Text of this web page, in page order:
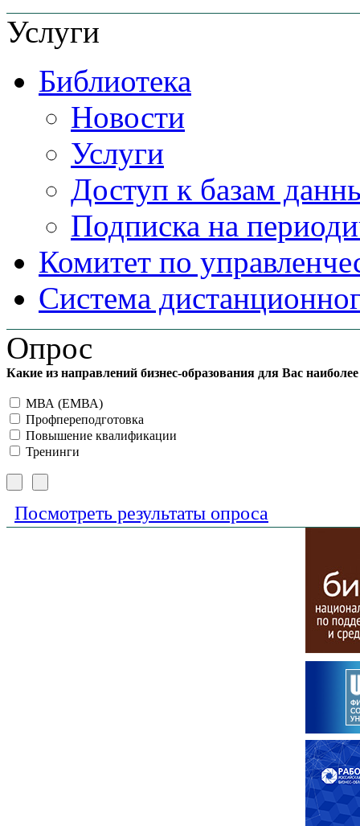
Услуги
Библиотека
Новости
Услуги
Доступ к базам
Подписка на
Комитет по
Система
Опрос
Какие из направлений бизнес-образования для Вас
МВА (ЕМВА)
Профпереподготовка
Повышение квалификации
Тренинги
Посмотреть результаты опроса